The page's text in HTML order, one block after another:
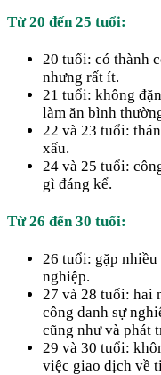
Từ 20 đến 25 tuổi:
20 tuổi: có thành
nhưng rất ít.
21 tuổi: không
làm ăn bình
22 và 23 tuổi:
xấu.
24 và 25 tuổi:
gì đáng kể.
Từ 26 đến 30 tuổi:
26 tuổi: gặp
nghiệp.
27 và 28 tuổi: hai
công danh sự
cũng như và phát
29 và 30 tuổi:
việc giao dịch về